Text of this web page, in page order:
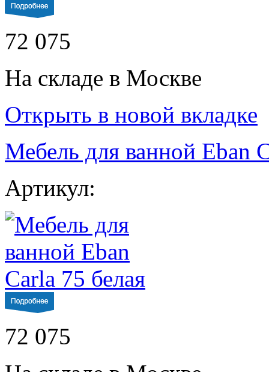
72 075
На складе в Москве
Открыть в новой вкладке
Мебель для ванной Eban
Артикул:
72 075